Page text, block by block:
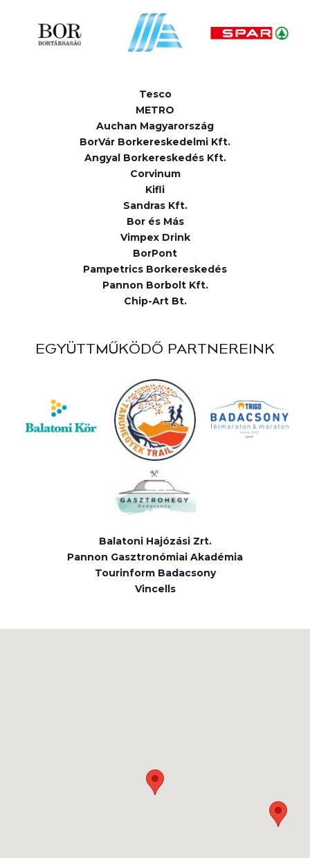
Tesco
METRO
Auchan Magyarország
BorVár Borkereskedelmi Kft.
Angyal Borkereskedés Kft.
Corvinum
Kifli
Sandras Kft.
Bor és Más
Vimpex Drink
BorPont
Pampetrics Borkereskedés
Pannon Borbolt Kft.
Chip-Art Bt.
EGYÜTTMŰKÖDŐ PARTNEREINK
Balatoni Hajózási Zrt.
Pannon Gasztronómiai Akadémia
Tourinform Badacsony
Vincells